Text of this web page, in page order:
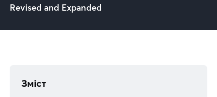
Revised and Expanded
Зміст